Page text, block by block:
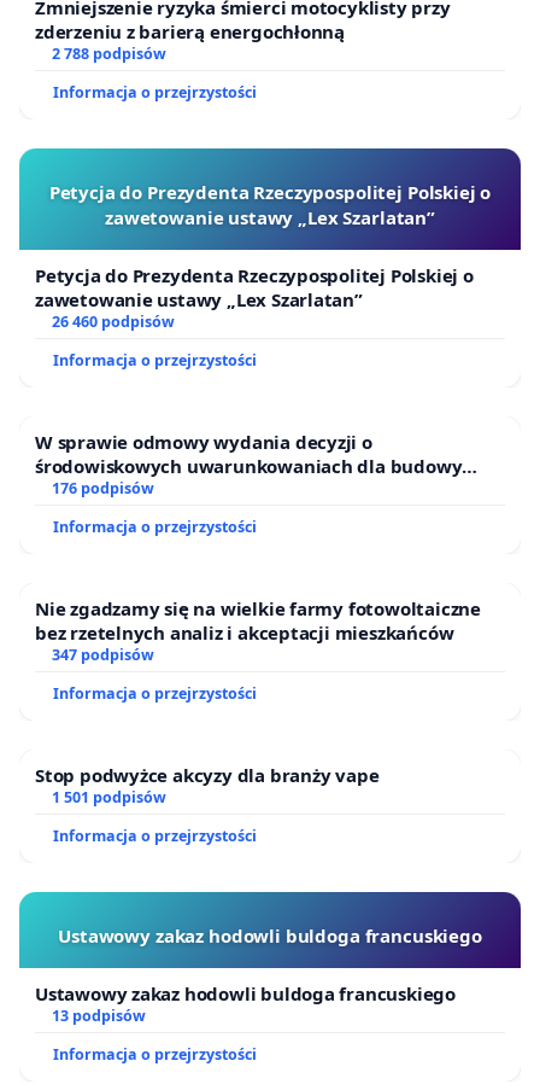
Zmniejszenie ryzyka śmierci motocyklisty przy
zderzeniu z barierą energochłonną
2 788 podpisów
Informacja o przejrzystości
Petycja do Prezydenta Rzeczypospolitej Polskiej o
zawetowanie ustawy „Lex Szarlatan”
Petycja do Prezydenta Rzeczypospolitej Polskiej o
zawetowanie ustawy „Lex Szarlatan”
26 460 podpisów
Informacja o przejrzystości
W sprawie odmowy wydania decyzji o
środowiskowych uwarunkowaniach dla budowy
zakładu wytwarzania biometanu „Krynki” w
Puszczy Knyszyńskiej
176 podpisów
Informacja o przejrzystości
Nie zgadzamy się na wielkie farmy fotowoltaiczne
bez rzetelnych analiz i akceptacji mieszkańców
347 podpisów
Informacja o przejrzystości
Stop podwyżce akcyzy dla branży vape
1 501 podpisów
Informacja o przejrzystości
Ustawowy zakaz hodowli buldoga francuskiego
Ustawowy zakaz hodowli buldoga francuskiego
13 podpisów
Informacja o przejrzystości